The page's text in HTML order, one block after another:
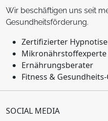
Wir beschäftigen uns seit
Gesundheitsförderung.
Zertifizierter
Mikronährstoffexperte
Ernährungsberater
Fitness & Gesundheits-
SOCIAL MEDIA